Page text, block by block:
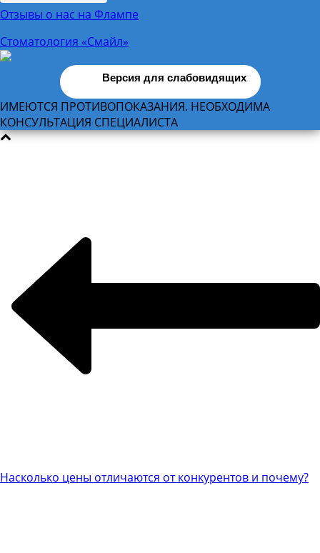
Отзывы о нас на Флампе
Стоматология «Смайл»
Версия для слабовидящих
ИМЕЮТСЯ ПРОТИВОПОКАЗАНИЯ. НЕОБХОДИМА
КОНСУЛЬТАЦИЯ СПЕЦИАЛИСТА
Насколько цены отличаются от конкурентов и почему?